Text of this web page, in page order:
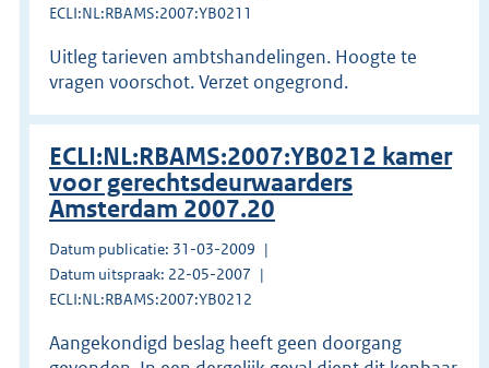
ECLI:NL:RBAMS:2007:YB0211
Uitleg tarieven ambtshandelingen. Hoogte te
vragen voorschot. Verzet ongegrond.
ECLI:NL:RBAMS:2007:YB0212 kamer
voor gerechtsdeurwaarders
Amsterdam 2007.20
Datum publicatie: 31-03-2009
Datum uitspraak: 22-05-2007
ECLI:NL:RBAMS:2007:YB0212
Aangekondigd beslag heeft geen doorgang